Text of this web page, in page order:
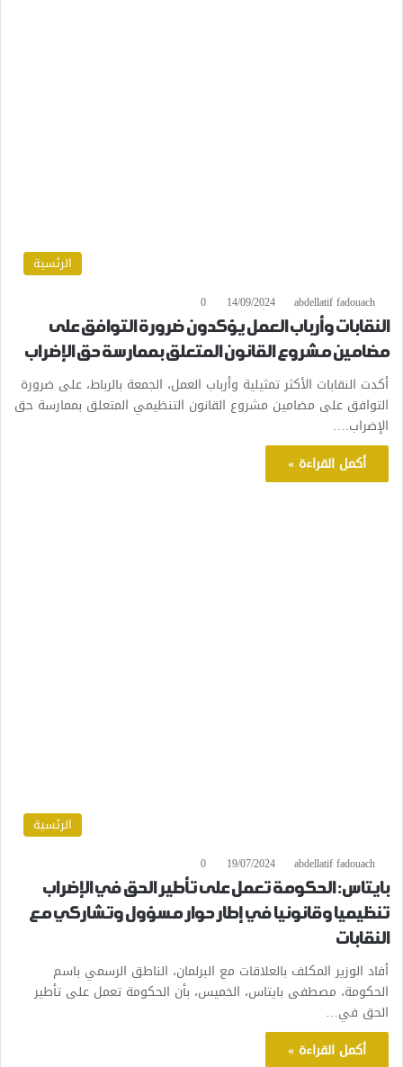
الرئسية
abdellatif fadouach
14/09/2024
0
النقابات وأرباب العمل يؤكدون ضرورة التوافق على
مضامين مشروع القانون المتعلق بممارسة حق الإضراب
أكدت النقابات الأكثر تمثيلية وأرباب العمل، الجمعة بالرباط، على ضرورة
التوافق على مضامين مشروع القانون التنظيمي المتعلق بممارسة حق
الإضراب.…
أكمل القراءة »
الرئسية
abdellatif fadouach
19/07/2024
0
بايتاس: الحكومة تعمل على تأطير الحق في الإضراب
تنظيميا وقانونيا في إطار حوار مسؤول وتشاركي مع
النقابات
أفاد الوزير المكلف بالعلاقات مع البرلمان، الناطق الرسمي باسم
الحكومة، مصطفى بايتاس، الخميس، بأن الحكومة تعمل على تأطير
الحق في…
أكمل القراءة »